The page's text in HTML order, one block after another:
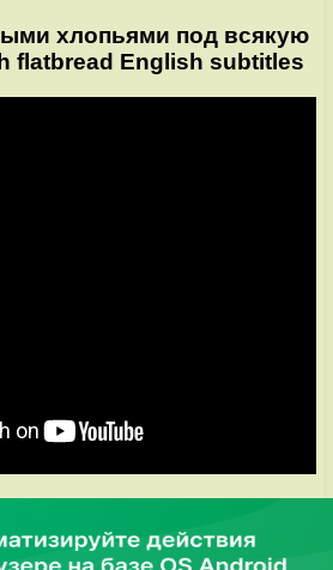
хлопьями под всякую
flatbread English subtitles